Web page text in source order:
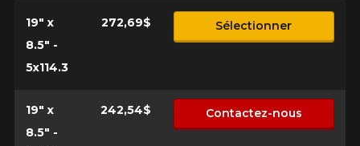
19" x
8.5" -
5x114.3
272,69$ Sélectionner
19" x
8.5" -
242,54$ Contactez-nous